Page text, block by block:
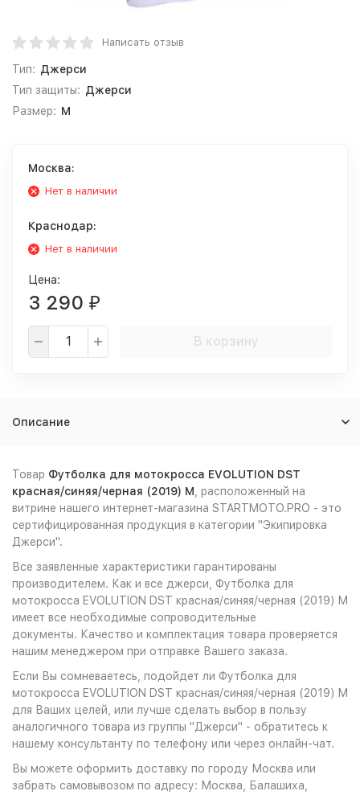
Написать отзыв
Тип: Джерси
Тип защиты: Джерси
Размер: M
Москва:
Нет в наличии
Краснодар:
Нет в наличии
Цена:
3 290 ₽
В корзину
Описание
Товар Футболка для мотокросса EVOLUTION DST
красная/синяя/черная (2019) M , расположенный на
витрине нашего интернет-магазина STARTMOTO.PRO - это
сертифицированная продукция в категории "Экипировка
Джерси".
Все заявленные характеристики гарантированы
производителем. Как и все джерси, Футболка для
мотокросса EVOLUTION DST красная/синяя/черная (2019) M
имеет все необходимые сопроводительные
документы. Качество и комплектация товара проверяется
нашим менеджером при отправке Вашего заказа.
Если Вы сомневаетесь, подойдет ли Футболка для
мотокросса EVOLUTION DST красная/синяя/черная (2019) M
для Ваших целей, или лучше сделать выбор в пользу
аналогичного товара из группы "Джерси" - обратитесь к
нашему консультанту по телефону или через онлайн-чат.
Вы можете оформить доставку по городу Москва или
забрать самовывозом по адресу: Москва, Балашиха,